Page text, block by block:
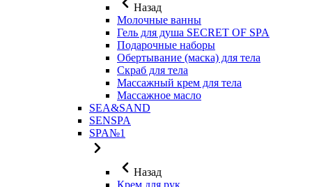
Назад
Молочные ванны
Гель для душа SECRET OF SPA
Подарочные наборы
Обертывание (маска) для тела
Скраб для тела
Массажный крем для тела
Массажное масло
SEA&SAND
SENSPA
SPA№1
Назад
Крем для рук